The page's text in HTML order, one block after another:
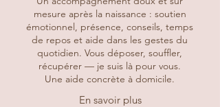
mesure après la naissance : soutien
émotionnel, présence, conseils, temps
de repos et aide dans les gestes du
quotidien. Vous déposer, souffler,
récupérer — je suis là pour vous.
Une aide concrète à domicile.
En savoir plus